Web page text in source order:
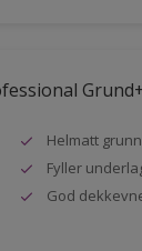
Helmatt
Fyller
God